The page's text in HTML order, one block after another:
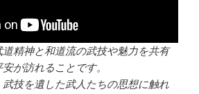
精神と和道流の武技や魅力を共有
が訪れることです。
技を遺した武人たちの思想に触れ